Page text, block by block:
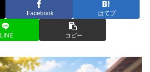
Facebook はてブ
LINE コピー